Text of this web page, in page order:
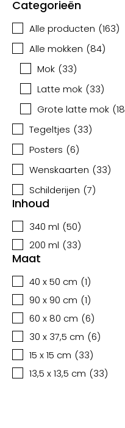
Categorieën
Alle producten (163)
Alle mokken (84)
Mok (33)
Latte mok (33)
Grote latte mok (18
Tegeltjes (33)
Posters (6)
Wenskaarten (33)
Schilderijen (7)
Inhoud
340 ml (50)
200 ml (33)
Maat
40 x 50 cm (1)
90 x 90 cm (1)
60 x 80 cm (6)
30 x 37,5 cm (6)
15 x 15 cm (33)
13,5 x 13,5 cm (33)